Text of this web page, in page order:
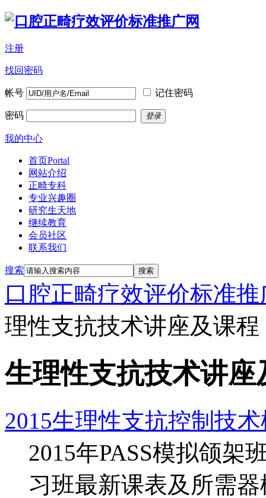
注册
找回密码
帐号 记住密码
密码 登录
我的中心
首页Portal
网站介绍
正畸专科
专业兴趣圈
研究生天地
继续教育
会员社区
联系我们
搜索 搜索
口腔正畸疗效评价标准推
理性支抗技术讲座及课程
生理性支抗技术讲座
2015生理性支抗控制技
2015年PASS模拟颌架
习班最新课表及所需